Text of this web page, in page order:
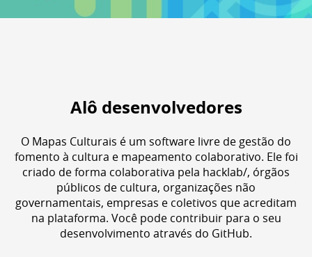
Alô desenvolvedores
O Mapas Culturais é um software livre de gestão do
fomento à cultura e mapeamento colaborativo. Ele foi
criado de forma colaborativa pela hacklab/, órgãos
públicos de cultura, organizações não
governamentais, empresas e coletivos que acreditam
na plataforma. Você pode contribuir para o seu
desenvolvimento através do GitHub.